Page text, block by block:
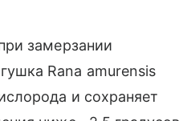
замерзании
Rana amurensis
и сохраняет